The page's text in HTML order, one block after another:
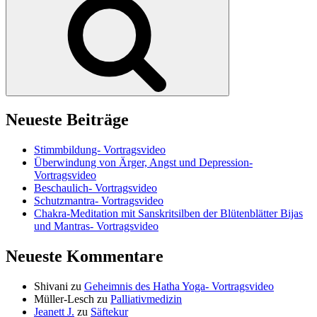
Neueste Beiträge
Stimmbildung- Vortragsvideo
Überwindung von Ärger, Angst und Depression-
Vortragsvideo
Beschaulich- Vortragsvideo
Schutzmantra- Vortragsvideo
Chakra-Meditation mit Sanskritsilben der Blütenblätter Bijas
und Mantras- Vortragsvideo
Neueste Kommentare
Shivani zu Geheimnis des Hatha Yoga- Vortragsvideo
Müller-Lesch zu Palliativmedizin
Jeanett J. zu Säftekur